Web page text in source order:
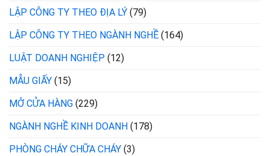
LẬP CÔNG TY THEO ĐỊA LÝ (79)
LẬP CÔNG TY THEO NGÀNH NGHỀ (164)
LUẬT DOANH NGHIỆP (12)
MẪU GIẤY (15)
MỞ CỬA HÀNG (229)
NGÀNH NGHỀ KINH DOANH (178)
PHÒNG CHÁY CHỮA CHÁY (3)